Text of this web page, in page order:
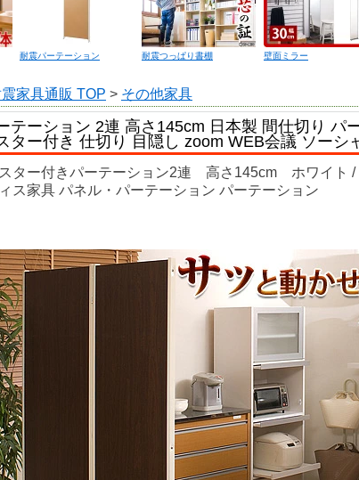
耐震パーテーション 耐震つっぱり書棚 壁面ミラー
家具通販 TOP > その他家具
テーション 2連 高さ145cm 日本製 間仕切り パ
ター付き 仕切り 目隠し zoom WEB会議 ソーシ
ター付きパーテーション2連 高さ145cm ホワイト /
ス家具 パネル・パーテーション パーテーション